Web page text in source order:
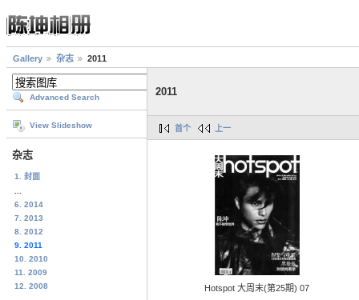
Gallery 杂志 2011
Advanced Search
View Slideshow
杂志
1. 封面
6. 2014
7. 2013
8. 2012
9. 2011
10. 2010
11. 2009
12. 2008
2011
首个 上一
Hotspot 大周末(第25期) 07